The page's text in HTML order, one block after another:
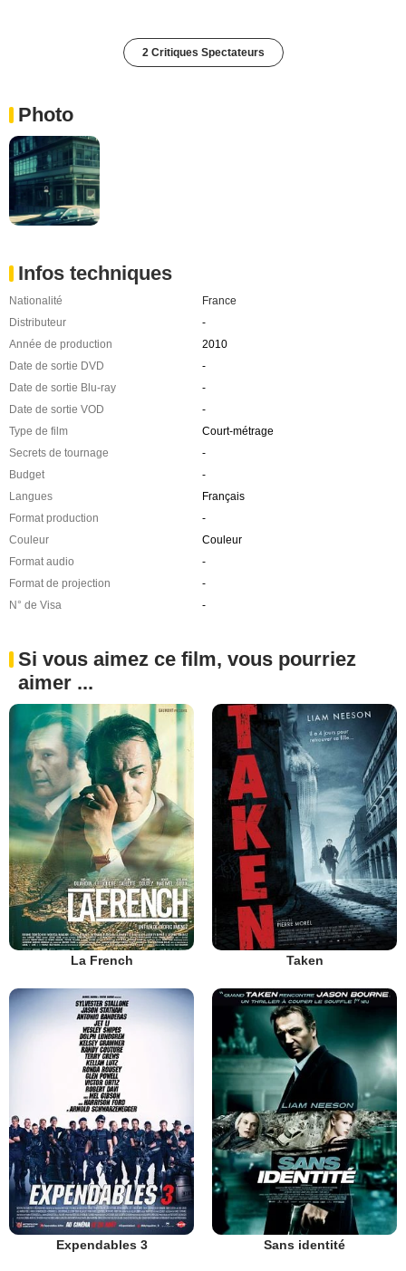
2 Critiques Spectateurs
Photo
Infos techniques
Nationalité
France
Distributeur
-
Année de production
2010
Date de sortie DVD
-
Date de sortie Blu-ray
-
Date de sortie VOD
-
Type de film
Court-métrage
Secrets de tournage
-
Budget
-
Langues
Français
Format production
-
Couleur
Couleur
Format audio
-
Format de projection
-
N° de Visa
-
Si vous aimez ce film, vous pourriez
aimer ...
La French Taken
Expendables 3 Sans identité